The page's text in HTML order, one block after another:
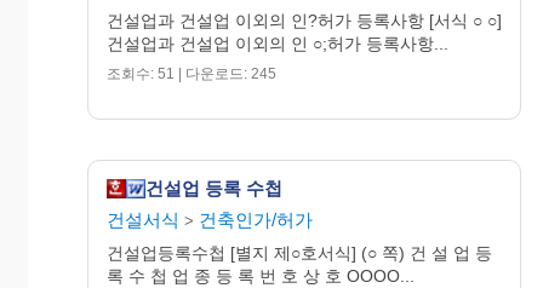
건설업과 건설업 이외의 인?허가 등록사항 [서식 ○ ○]
건설업과 건설업 이외의 인 ○;허가 등록사항...
조회수: 51 | 다운로드: 245
건설업 등록 수첩
건설서식 > 건축인가/허가
건설업등록수첩 [별지 제○호서식] (○ 쪽) 건 설 업 등
록 수 첩 업 종 등 록 번 호 상 호 OOOO...